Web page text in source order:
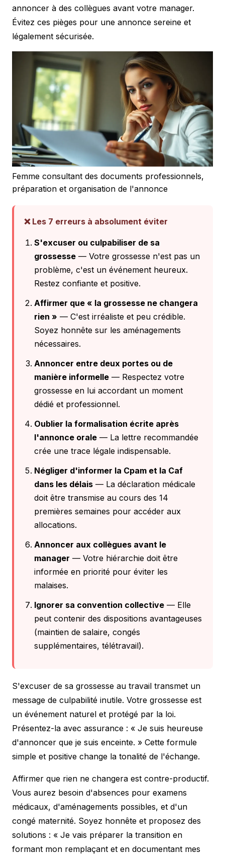
annoncer à des collègues avant votre manager.
Évitez ces pièges pour une annonce sereine et
légalement sécurisée.
Femme consultant des documents professionnels,
préparation et organisation de l'annonce
❌ Les 7 erreurs à absolument éviter
S'excuser ou culpabiliser de sa
grossesse — Votre grossesse n'est pas un
problème, c'est un événement heureux.
Restez confiante et positive.
Affirmer que « la grossesse ne changera
rien » — C'est irréaliste et peu crédible.
Soyez honnête sur les aménagements
nécessaires.
Annoncer entre deux portes ou de
manière informelle — Respectez votre
grossesse en lui accordant un moment
dédié et professionnel.
Oublier la formalisation écrite après
l'annonce orale — La lettre recommandée
crée une trace légale indispensable.
Négliger d'informer la Cpam et la Caf
dans les délais — La déclaration médicale
doit être transmise au cours des 14
premières semaines pour accéder aux
allocations.
Annoncer aux collègues avant le
manager — Votre hiérarchie doit être
informée en priorité pour éviter les
malaises.
Ignorer sa convention collective — Elle
peut contenir des dispositions avantageuses
(maintien de salaire, congés
supplémentaires, télétravail).
S'excuser de sa grossesse au travail transmet un
message de culpabilité inutile. Votre grossesse est
un événement naturel et protégé par la loi.
Présentez-la avec assurance : « Je suis heureuse
d'annoncer que je suis enceinte. » Cette formule
simple et positive change la tonalité de l'échange.
Affirmer que rien ne changera est contre-productif.
Vous aurez besoin d'absences pour examens
médicaux, d'aménagements possibles, et d'un
congé maternité. Soyez honnête et proposez des
solutions : « Je vais préparer la transition en
formant mon remplaçant et en documentant mes